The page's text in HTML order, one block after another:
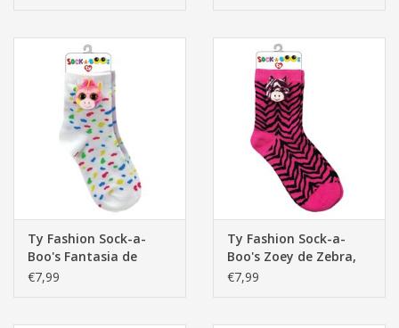
Ty Fashion Sock-a-
Boo's Fantasia de
Eenhoorn, Wit/Roze
€7,99
Ty Fashion Sock-a-
Boo's Zoey de Zebra,
Roze
€7,99